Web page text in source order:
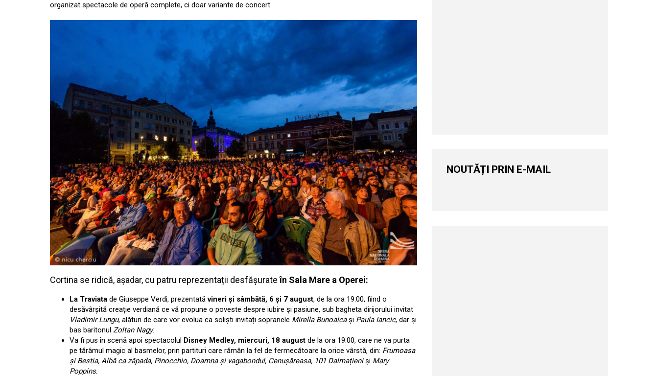
organizat spectacole de operă complete, ci doar variante de concert.
Cortina se ridică, așadar, cu patru reprezentații desfășurateîn Sala Mare a Operei:
La Traviata de Giuseppe Verdi, prezentatăvineri și sâmbătă, 6 și 7 august, de la ora 19:00, fiind o
desăvârșită creație verdiană ce vă propune o poveste despre iubire și pasiune, sub bagheta dirijorului invitat
Vladimir Lungu, alături de care vor evolua ca soliști invitați sopranele Mirella Bunoaicași Paula Iancic, dar și
bas baritonul Zoltan Nagy.
Va fi pus în scenă apoi spectacolul Disney Medley, miercuri, 18 august de la ora 19:00, care ne va purta
pe tărâmul magic al basmelor, prin partituri care rămân la fel de fermecătoare la orice vârstă, din: Frumoasa
și Bestia, Albă ca zăpada, Pinocchio, Doamna și vagabondul, Cenușăreasa, 101 Dalmațieniși Mary
Poppins.
NOUTĂȚI PRIN E-MAIL